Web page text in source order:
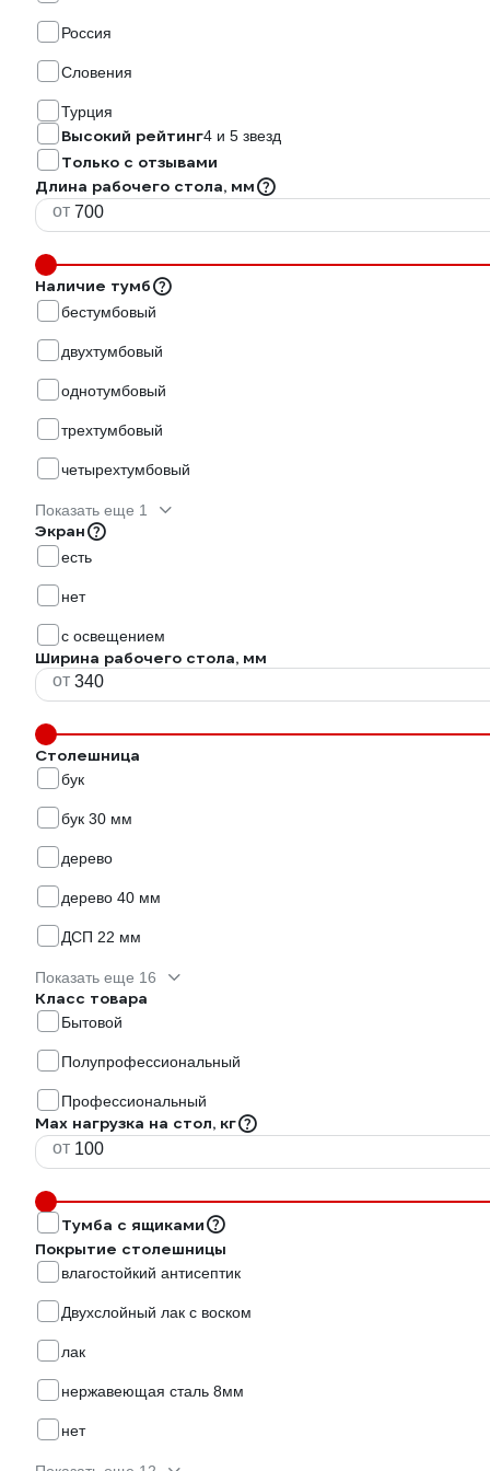
Россия
Словения
Турция
Высокий рейтинг4 и 5 звезд
Только с отзывами
Длина рабочего стола, мм
от
Наличие тумб
бестумбовый
двухтумбовый
однотумбовый
трехтумбовый
четырехтумбовый
Показать еще 1
Экран
есть
нет
с освещением
Ширина рабочего стола, мм
от
Столешница
бук
бук 30 мм
дерево
дерево 40 мм
ДСП 22 мм
Показать еще 16
Класс товара
Бытовой
Полупрофессиональный
Профессиональный
Max нагрузка на стол, кг
от
Тумба с ящиками
Покрытие столешницы
влагостойкий антисептик
Двухслойный лак с воском
лак
нержавеющая сталь 8мм
нет